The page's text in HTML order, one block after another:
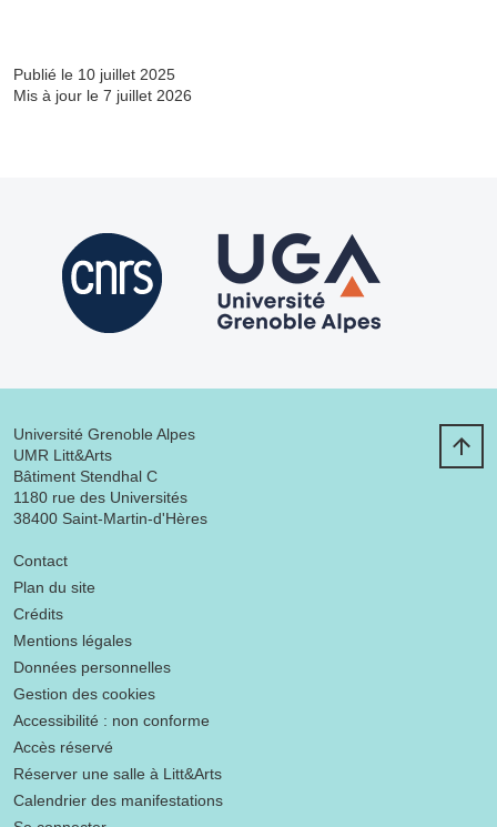
Publié le 10 juillet 2025
Mis à jour le 7 juillet 2026
Université Grenoble Alpes
UMR Litt&Arts
Bâtiment Stendhal C
1180 rue des Universités
38400 Saint-Martin-d'Hères
Menu footer
Contact
Plan du site
Crédits
Mentions légales
Données personnelles
Gestion des cookies
Accessibilité : non conforme
Accès réservé
Réserver une salle à Litt&Arts
Calendrier des manifestations